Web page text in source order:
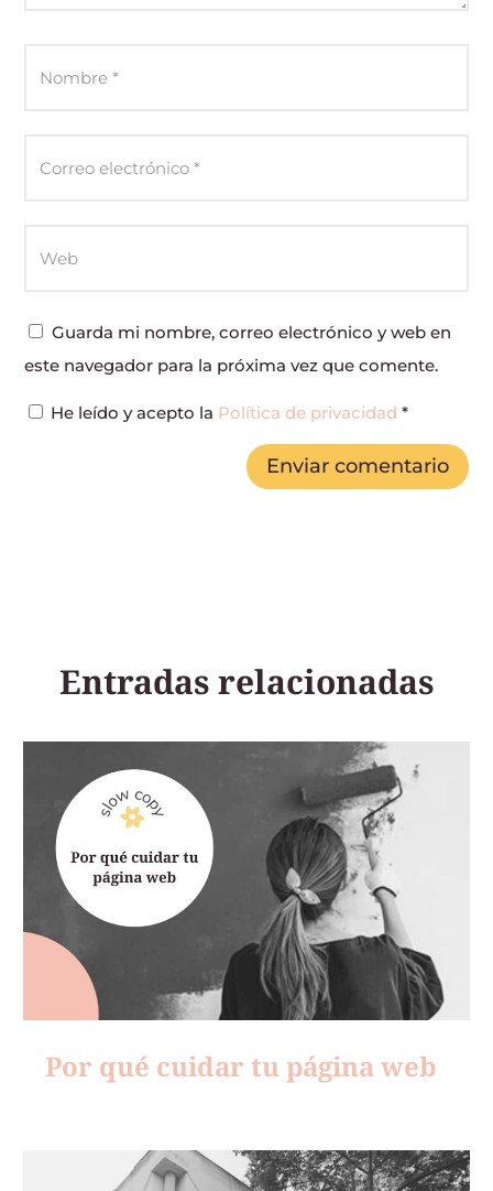
Guarda mi nombre, correo electrónico y web en
este navegador para la próxima vez que comente.
He leído y acepto la Política de privacidad*
Enviar comentario
Entradas relacionadas
Por qué cuidar tu página web